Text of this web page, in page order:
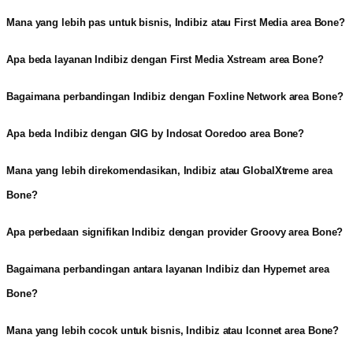
Mana yang lebih pas untuk bisnis, Indibiz atau First Media area Bone?
Apa beda layanan Indibiz dengan First Media Xstream area Bone?
Bagaimana perbandingan Indibiz dengan Foxline Network area Bone?
Apa beda Indibiz dengan GIG by Indosat Ooredoo area Bone?
Mana yang lebih direkomendasikan, Indibiz atau GlobalXtreme area
Bone?
Apa perbedaan signifikan Indibiz dengan provider Groovy area Bone?
Bagaimana perbandingan antara layanan Indibiz dan Hypernet area
Bone?
Mana yang lebih cocok untuk bisnis, Indibiz atau Iconnet area Bone?